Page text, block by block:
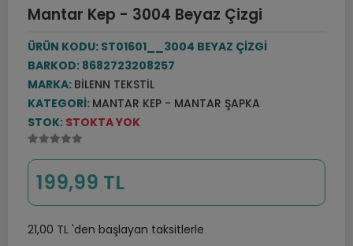
Mantar Kep - 3004 Beyaz Çizgi
ÜRÜN KODU: ST01601__3004 BEYAZ ÇİZGİ
BARKOD: 8682723208257
MARKA: BILENN TEKSTIL
KATEGORI: MANTAR KEP - MANTAR ŞAPKA
STOK: STOKTA YOK
199,99 TL
21,00 TL 'den başlayan taksitlerle